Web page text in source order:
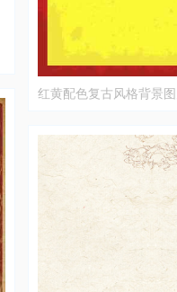
红黄配色复古风格背景